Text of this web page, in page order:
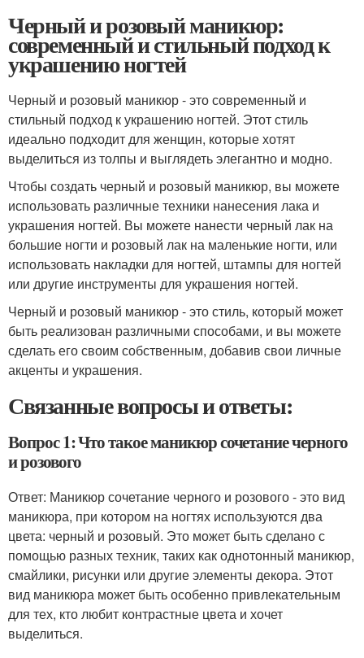
Черный и розовый маникюр:
современный и стильный подход к
украшению ногтей
Черный и розовый маникюр - это современный и
стильный подход к украшению ногтей. Этот стиль
идеально подходит для женщин, которые хотят
выделиться из толпы и выглядеть элегантно и модно.
Чтобы создать черный и розовый маникюр, вы можете
использовать различные техники нанесения лака и
украшения ногтей. Вы можете нанести черный лак на
большие ногти и розовый лак на маленькие ногти, или
использовать накладки для ногтей, штампы для ногтей
или другие инструменты для украшения ногтей.
Черный и розовый маникюр - это стиль, который может
быть реализован различными способами, и вы можете
сделать его своим собственным, добавив свои личные
акценты и украшения.
Связанные вопросы и ответы:
Вопрос 1: Что такое маникюр сочетание черного
и розового
Ответ: Маникюр сочетание черного и розового - это вид
маникюра, при котором на ногтях используются два
цвета: черный и розовый. Это может быть сделано с
помощью разных техник, таких как однотонный маникюр,
смайлики, рисунки или другие элементы декора. Этот
вид маникюра может быть особенно привлекательным
для тех, кто любит контрастные цвета и хочет
выделиться.